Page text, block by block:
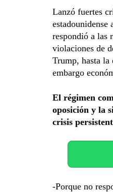
Lanzó fuertes
estadounidense
respondió a las
violaciones de
Trump, hasta la
embargo
El régimen
oposición y la
crisis
-Porque no